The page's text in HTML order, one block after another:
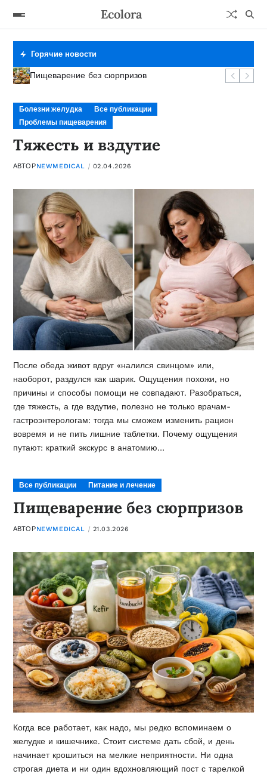
Ecolora
Горячие новости
Фермент под контролем
Сигналы тревоги желудка
Тяжесть и вздутие
Пищеварение без сюрпризов
Болезни желудка
Все публикации
Проблемы пищеварения
Тяжесть и вздутие
АВТОРNEWMEDICAL 02.04.2026
После обеда живот вдруг «налился свинцом» или,
наоборот, раздулся как шарик. Ощущения похожи, но
причины и способы помощи не совпадают. Разобраться,
где тяжесть, а где вздутие, полезно не только врачам-
гастроэнтерологам: тогда мы сможем изменить рацион
вовремя и не пить лишние таблетки. Почему ощущения
путают: краткий экскурс в анатомию…
Все публикации Питание и лечение
Пищеварение без сюрпризов
АВТОРNEWMEDICAL 21.03.2026
Когда все работает, как надо, мы редко вспоминаем о
желудке и кишечнике. Стоит системе дать сбой, и день
начинает крошиться на мелкие неприятности. Ни одна
строгая диета и ни один вдохновляющий пост с тарелкой